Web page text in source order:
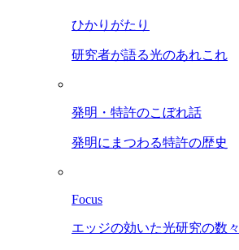
ひかりがたり
研究者が語る光のあれこれ
発明・特許のこぼれ話
発明にまつわる特許の歴史
Focus
エッジの効いた光研究の数々